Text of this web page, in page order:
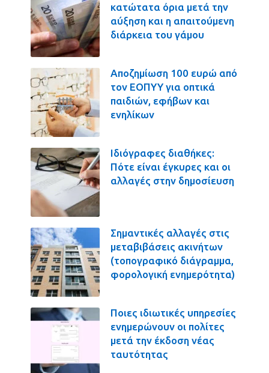
κατώτατα όρια μετά την
αύξηση και η απαιτούμενη
διάρκεια του γάμου
Αποζημίωση 100 ευρώ από
τον ΕΟΠΥΥ για οπτικά
παιδιών, εφήβων και
ενηλίκων
Ιδιόγραφες διαθήκες:
Πότε είναι έγκυρες και οι
αλλαγές στην δημοσίευση
Σημαντικές αλλαγές στις
μεταβιβάσεις ακινήτων
(τοπογραφικό διάγραμμα,
φορολογική ενημερότητα)
Ποιες ιδιωτικές υπηρεσίες
ενημερώνουν οι πολίτες
μετά την έκδοση νέας
ταυτότητας